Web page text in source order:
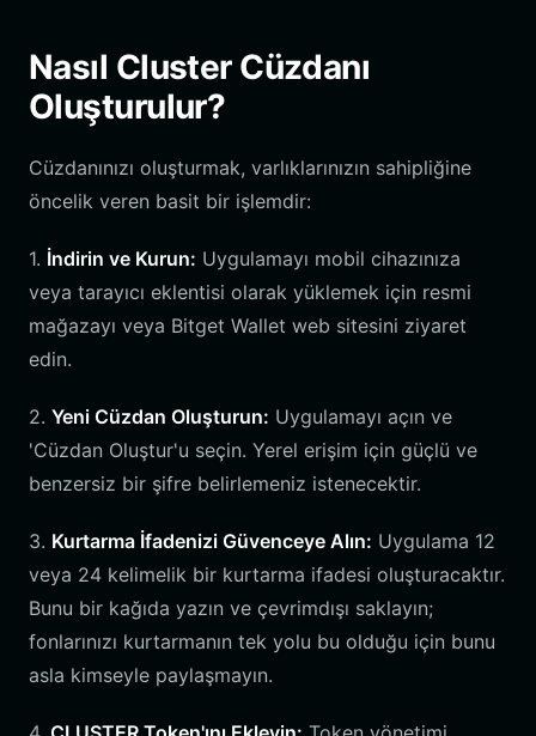
Nasıl Cluster Cüzdanı
Oluşturulur?
Cüzdanınızı oluşturmak, varlıklarınızın sahipliğine
öncelik veren basit bir işlemdir:
1. İndirin ve Kurun: Uygulamayı mobil cihazınıza
veya tarayıcı eklentisi olarak yüklemek için resmi
mağazayı veya Bitget Wallet web sitesini ziyaret
edin.
2. Yeni Cüzdan Oluşturun: Uygulamayı açın ve
'Cüzdan Oluştur'u seçin. Yerel erişim için güçlü ve
benzersiz bir şifre belirlemeniz istenecektir.
3. Kurtarma İfadenizi Güvenceye Alın: Uygulama 12
veya 24 kelimelik bir kurtarma ifadesi oluşturacaktır.
Bunu bir kağıda yazın ve çevrimdışı saklayın;
fonlarınızı kurtarmanın tek yolu bu olduğu için bunu
asla kimseyle paylaşmayın.